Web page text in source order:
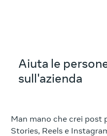
Aiuta le
sull'azienda
Man mano che crei post
Stories, Reels e